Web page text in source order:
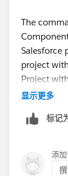
The
Salesforce
project
Project
folder in VS
are
versions.
(non-
显示更多
标记
添